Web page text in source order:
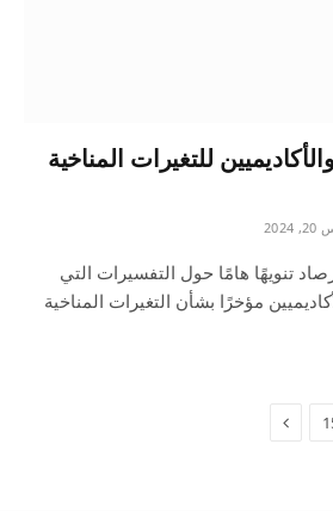
للتغيرات المناخية
تنويهًا هامًا حول التفسيرات التي
مؤخرًا بشأن التغيرات المناخية